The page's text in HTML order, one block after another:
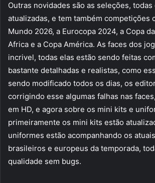
Outras novidades são as seleções, todas
atualizadas, e tem também competições
Mundo 2026, a Eurocopa 2024, a Copa
Africa e a Copa América. As faces dos
incrivel, todas elas estão sendo feitas
bastante detalhadas e realistas, como
sendo modificado todos os dias, os
corrigindo esse algumas falhas nas
em HD, e agora sobre os mini kits e
primeiramente os mini kits estão
uniformes estão acompanhando os
brasileiros e europeus da temporada,
qualidade sem bugs.